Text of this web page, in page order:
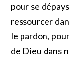
pour se
ressourcer
le pardon,
de Dieu dans